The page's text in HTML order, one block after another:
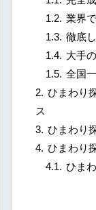
業界
徹底
大手
全国
ひまわり
ス
ひまわり
ひまわり
ひま